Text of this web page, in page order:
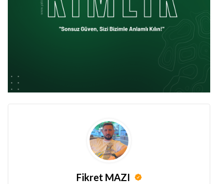
Fikret MAZI